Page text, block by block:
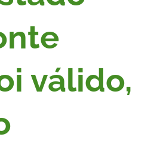
válido,